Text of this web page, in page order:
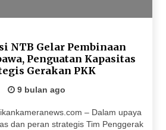
Makassar, di Hadapan
Sumbawa
Alang
Pelayanan,
NTB Gelar Pembinaan
Penguatan Kapasitas
Gerakan PKK
9 bulan ago
– Dalam upaya
dan peran strategis Tim Penggerak